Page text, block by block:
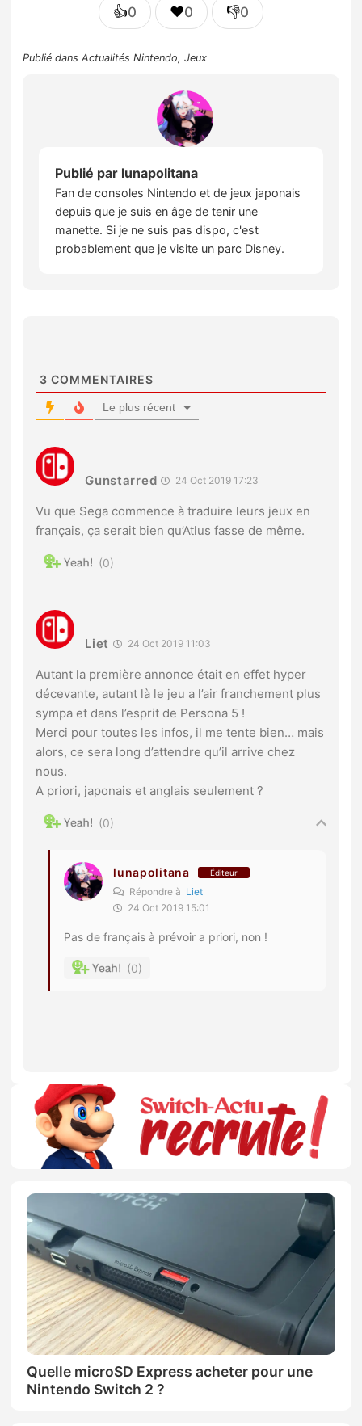
👍0 ❤️0 👎0
Publié dansActualités Nintendo,Jeux
Publié par lunapolitana
Fan de consoles Nintendo et de jeux japonais
depuis que je suis en âge de tenir une
manette. Si je ne suis pas dispo, c'est
probablement que je visite un parc Disney.
3 COMMENTAIRES
Le plus récent
Gunstarred 24 Oct 2019 17:23
Vu que Sega commence à traduire leurs jeux en
français, ça serait bien qu’Atlus fasse de même.
0
Liet 24 Oct 2019 11:03
Autant la première annonce était en effet hyper
décevante, autant là le jeu a l’air franchement plus
sympa et dans l’esprit de Persona 5 !
Merci pour toutes les infos, il me tente bien… mais
alors, ce sera long d’attendre qu’il arrive chez
nous.
A priori, japonais et anglais seulement ?
0
lunapolitana Éditeur
Répondre à Liet
24 Oct 2019 15:01
Pas de français à prévoir a priori, non !
0
Quelle microSD Express acheter pour une
Nintendo Switch 2 ?